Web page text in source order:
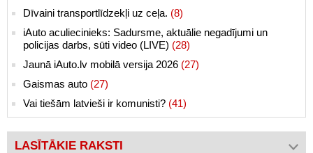
Dīvaini transportlīdzekļi uz ceļa. (8)
iAuto aculiecinieks: Sadursme, aktuālie negadījumi un
policijas darbs, sūti video (LIVE) (28)
Jaunā iAuto.lv mobilā versija 2026 (27)
Gaismas auto (27)
Vai tiešām latvieši ir komunisti? (41)
LASĪTĀKIE RAKSTI